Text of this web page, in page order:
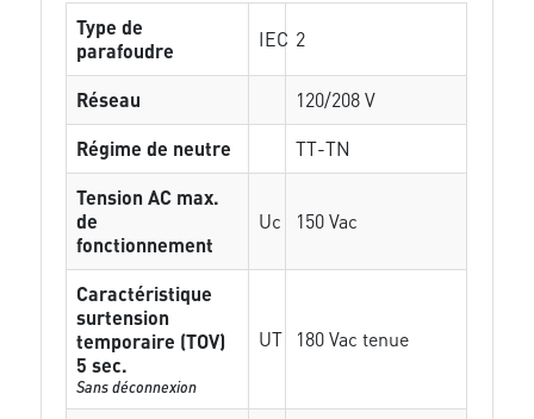
Type de
parafoudre
IEC 2
Réseau
120/208 V
Régime de neutre
TT-TN
Tension AC max.
de
fonctionnement
Uc 150 Vac
Caractéristique
surtension
temporaire (TOV)
5 sec.
Sans déconnexion
UT 180 Vac tenue